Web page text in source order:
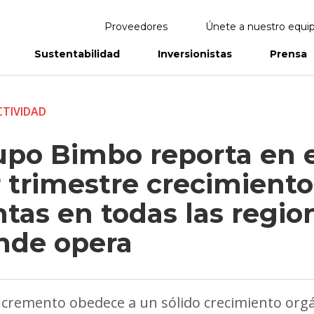
Proveedores Únete a nuestro
Sustentabilidad Inversionistas Prensa
Bimbo reporta en
trimestre
en todas las
opera
obedece a un sólido crecimiento